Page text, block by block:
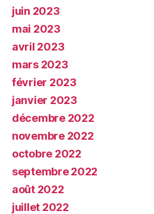
juin 2023
mai 2023
avril 2023
mars 2023
février 2023
janvier 2023
décembre 2022
novembre 2022
octobre 2022
septembre 2022
août 2022
juillet 2022